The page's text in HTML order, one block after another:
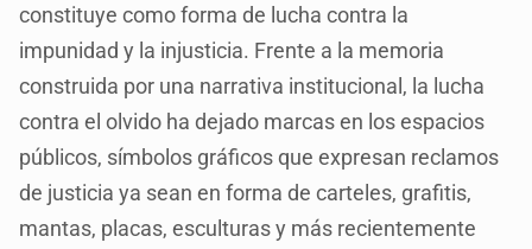
constituye como forma de lucha contra la
impunidad y la injusticia. Frente a la memoria
construida por una narrativa institucional, la lucha
contra el olvido ha dejado marcas en los espacios
públicos, símbolos gráficos que expresan reclamos
de justicia ya sean en forma de carteles, grafitis,
mantas, placas, esculturas y más recientemente